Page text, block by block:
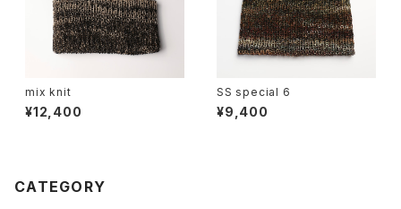
mix knit
¥12,400
SS special 6
¥9,400
CATEGORY